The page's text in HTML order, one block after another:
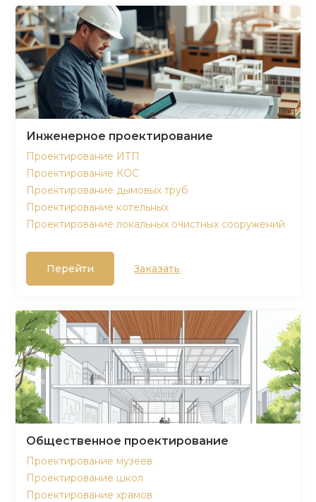
Инженерное проектирование
Проектирование ИТП
Проектирование КОС
Проектирование дымовых труб
Проектирование котельных
Проектирование локальных очистных сооружений
Перейти Заказать
Общественное проектирование
Проектирование музеев
Проектирование школ
Проектирование храмов